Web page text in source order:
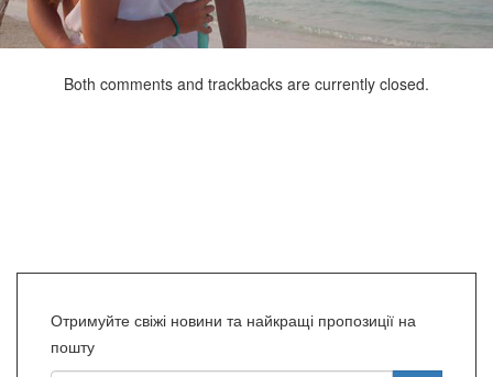
Both comments and trackbacks are currently closed.
Отримуйте свіжі новини та найкращі пропозиції на
пошту